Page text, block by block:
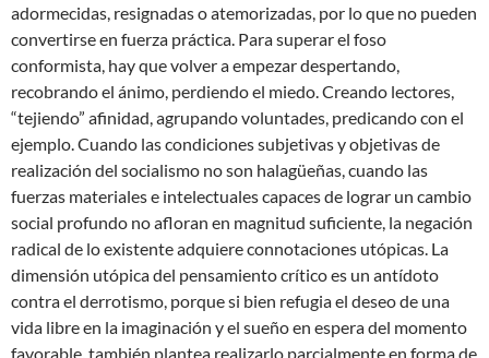
adormecidas, resignadas o atemorizadas, por lo que no pueden
convertirse en fuerza práctica. Para superar el foso
conformista, hay que volver a empezar despertando,
recobrando el ánimo, perdiendo el miedo. Creando lectores,
“tejiendo” afinidad, agrupando voluntades, predicando con el
ejemplo. Cuando las condiciones subjetivas y objetivas de
realización del socialismo no son halagüeñas, cuando las
fuerzas materiales e intelectuales capaces de lograr un cambio
social profundo no afloran en magnitud suficiente, la negación
radical de lo existente adquiere connotaciones utópicas. La
dimensión utópica del pensamiento crítico es un antídoto
contra el derrotismo, porque si bien refugia el deseo de una
vida libre en la imaginación y el sueño en espera del momento
favorable, también plantea realizarlo parcialmente en forma de